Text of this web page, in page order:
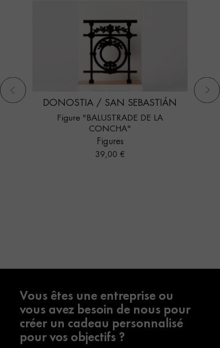
DONOSTIA / SAN SEBASTIÁN
Figure "BALUSTRADE DE LA
CONCHA"
Figures
Prix
39,00 €
Vous êtes une entreprise ou
vous avez besoin de nous pour
créer un cadeau personnalisé
pour vos objectifs ?